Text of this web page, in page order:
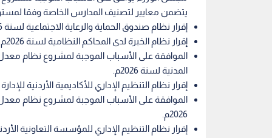
يتضمن معايير لتصنيف المدارس الخاصة وفقا
إقرار نظام صندوق الحماية والرعاية الاجتماعية لسنة 2026م.
إقرار نظام الخبرة لدى المحاكم النظامية لسنة 2026م.
الموافقة على الأسباب الموجبة لمشروع نظام معدل
المدنية لسنة 2026م.
إقرار نظام التنظيم الإداري للأكاديمية الأردنية للإدارة
الموافقة على الأسباب الموجبة لمشروع نظام معدل
2026م.
إقرار نظام التنظيم الإداري للمؤسسة التعاونية الأردنية